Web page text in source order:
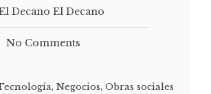
Decano El Decano
No Comments
, Negocios, Obras sociales